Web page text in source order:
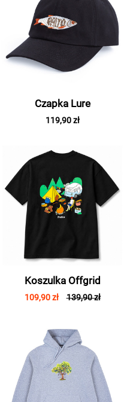
Czapka Lure
119,90 zł
Koszulka Offgrid
109,90 zł 139,90 zł